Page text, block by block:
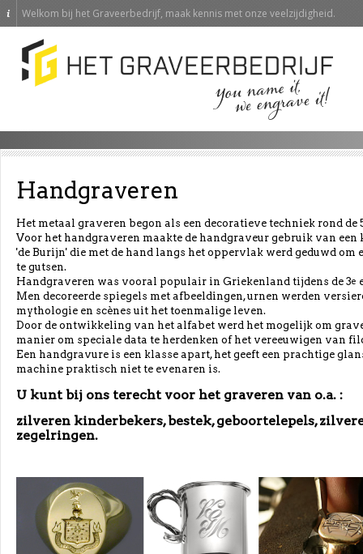
Welkom bij het Graveerbedrijf, maak kennis met onze veelzijdigheid.
Handgraveren
Het metaal graveren begon als een decoratieve techniek rond de
Voor het handgraveren maakte de handgraveur gebruik van een
'de Burijn' die met de hand langs het oppervlak werd geduwd om
te gutsen.
Handgraveren was vooral populair in Griekenland tijdens de 3e
Men decoreerde spiegels met afbeeldingen, urnen werden
mythologie en scènes uit het toenmalige leven.
Door de ontwikkeling van het alfabet werd het mogelijk om
manier om speciale data te herdenken of het vereeuwigen van
Een handgravure is een klasse apart, het geeft een prachtige
machine praktisch niet te evenaren is.
U kunt bij ons terecht voor het graveren van o.a. :
zilveren kinderbekers, bestek, geboortelepels,
zegelringen.